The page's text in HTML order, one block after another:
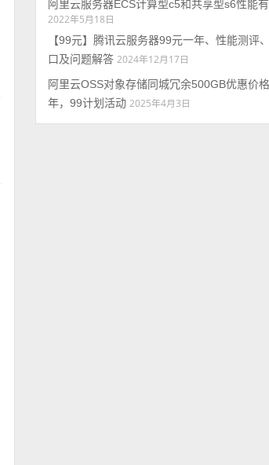
阿里云服务器ECS计算型c5和共享型s6性能有
2022年5月18日
【99元】腾讯云服务器99元一年、性能测评
口及问题解答 2024年12月17日
阿里云OSS对象存储同城冗余500GB优惠价
年，99计划活动 2025年4月3日